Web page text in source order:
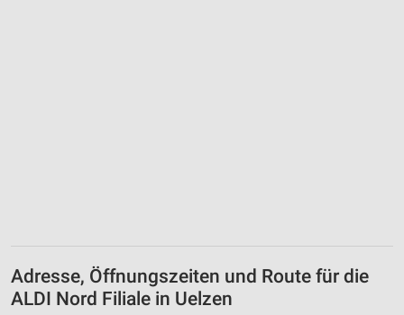
Adresse, Öffnungszeiten und Route für die
ALDI Nord Filiale in Uelzen